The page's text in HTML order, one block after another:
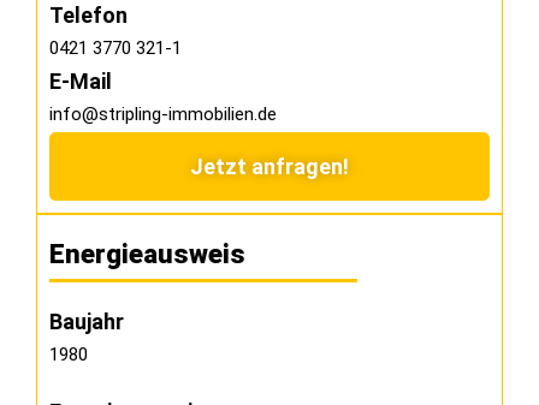
Telefon
0421 3770 321-1
E-Mail
info@stripling-immobilien.de
Jetzt anfragen!
Energieausweis
Baujahr
1980